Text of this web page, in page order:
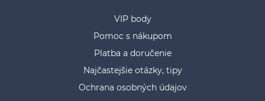
VIP body
Pomoc s nákupom
Platba a doručenie
Najčastejšie otázky, tipy
Ochrana osobných údajov